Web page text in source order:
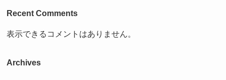
Recent Comments
表示できるコメントはありません。
Archives